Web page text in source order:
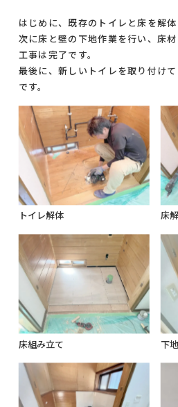
はじめに、既存のトイレと床を解体
次に床と壁の下地作業を行い、床
工事は完了です。
最後に、新しいトイレを取り付け
です。
トイレ解体 床
床組み立て 下